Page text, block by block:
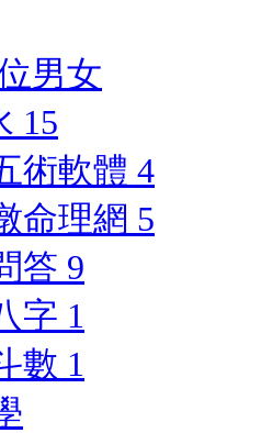
男女
15
術軟體 4
命理網 5
答 9
字 1
數 1